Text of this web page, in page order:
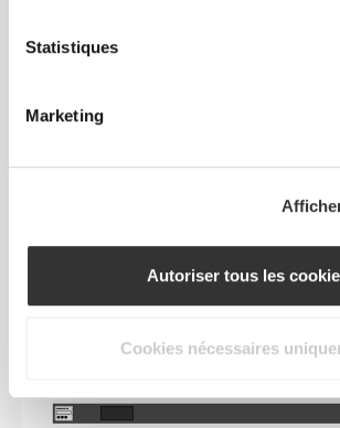
Statistiques
Marketing
Autoriser tous les
Cookies nécessaires
EXTENSIBILITÉ